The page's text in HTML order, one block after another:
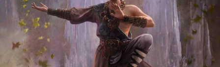
Regístrate gratis
He leído y acepto lapolitica de privacidad y
de participación
Registrarse en 3DJuegos